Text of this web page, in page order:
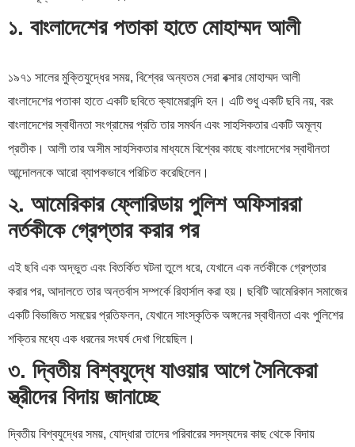
১. বাংলাদেশের পতাকা হাতে মোহাম্মদ আলী
১৯৭১ সালের মুক্তিযুদ্ধের সময়, বিশ্বের অন্যতম সেরা বক্সার মোহাম্মদ আলী
বাংলাদেশের পতাকা হাতে একটি ছবিতে ক্যামেরাবন্দি হন। এটি শুধু একটি ছবি নয়, বরং
বাংলাদেশের স্বাধীনতা সংগ্রামের প্রতি তার সমর্থন এবং সাহসিকতার একটি অমূল্য
প্রতীক। আলী তার অসীম সাহসিকতার মাধ্যমে বিশ্বের কাছে বাংলাদেশের স্বাধীনতা
আন্দোলনকে আরো ব্যাপকভাবে পরিচিত করেছিলেন।
২. আমেরিকার ফ্লোরিডায় পুলিশ অফিসাররা
নর্তকীকে গ্রেপ্তার করার পর
এই ছবি এক অদ্ভুত এবং বিতর্কিত ঘটনা তুলে ধরে, যেখানে এক নর্তকীকে গ্রেপ্তার
করার পর, আদালতে তার অন্তর্বাস সম্পর্কে রিহার্সাল করা হয়। ছবিটি আমেরিকান সমাজের
একটি বিভাজিত সময়ের প্রতিফলন, যেখানে সাংস্কৃতিক অঙ্গনের স্বাধীনতা এবং পুলিশের
শক্তির মধ্যে এক ধরনের সংঘর্ষ দেখা গিয়েছিল।
৩. দ্বিতীয় বিশ্বযুদ্ধে যাওয়ার আগে সৈনিকেরা
স্ত্রীদের বিদায় জানাচ্ছে
দ্বিতীয় বিশ্বযুদ্ধের সময়, যোদ্ধারা তাদের পরিবারের সদস্যদের কাছ থেকে বিদায়